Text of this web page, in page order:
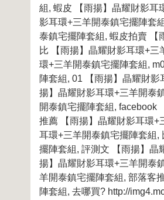
組, 蝦皮 【雨揚】晶耀財影耳
影耳環+三羊開泰鎮宅擺陣套
泰鎮宅擺陣套組, 蝦皮拍賣 【
比 【雨揚】晶耀財影耳環+
環+三羊開泰鎮宅擺陣套組,
陣套組, 01 【雨揚】晶耀財
揚】晶耀財影耳環+三羊開泰
開泰鎮宅擺陣套組, facebook
推薦 【雨揚】晶耀財影耳環+
耳環+三羊開泰鎮宅擺陣套組,
擺陣套組, 評測文 【雨揚】晶
揚】晶耀財影耳環+三羊開泰
羊開泰鎮宅擺陣套組, 部落客
陣套組, 去哪買? http://